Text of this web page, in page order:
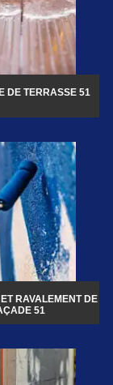
DE TERRASSE 51
RAVALEMENT DE
51